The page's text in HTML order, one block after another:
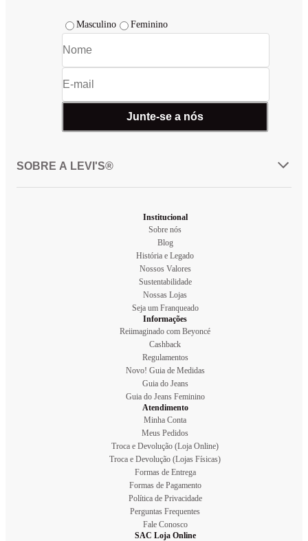
Masculino Feminino
Junte-se a nós
SOBRE A LEVI'S®
Institucional
Sobre nós
Blog
História e Legado
Nossos Valores
Sustentabilidade
Nossas Lojas
Seja um Franqueado
Informações
Reiimaginado com Beyoncé
Cashback
Regulamentos
Novo! Guia de Medidas
Guia do Jeans
Guia do Jeans Feminino
Atendimento
Minha Conta
Meus Pedidos
Troca e Devolução (Loja Online)
Troca e Devolução (Lojas Físicas)
Formas de Entrega
Formas de Pagamento
Política de Privacidade
Perguntas Frequentes
Fale Conosco
SAC Loja Online